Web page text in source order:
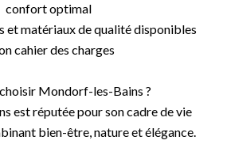
confort optimal
et matériaux de qualité disponibles
cahier des charges
Mondorf-les-Bains ?
est réputée pour son cadre de vie
bien-être, nature et élégance.